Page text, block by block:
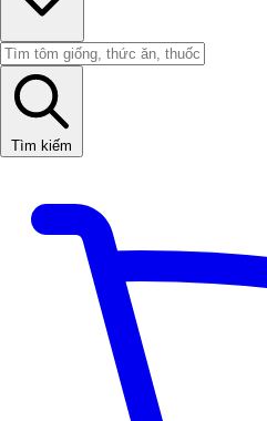
Tìm kiếm